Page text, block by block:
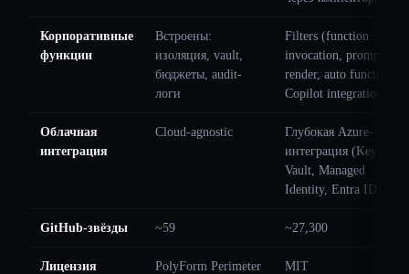
Корпоративные
функции
Встроены:
изоляция, vault,
бюджеты, audit-
логи
Filters (function
invocation, prompt
render, auto function),
Copilot integration
Облачная
интеграция
Cloud-agnostic
Глубокая Azure-
интеграция (Key
Vault, Managed
Identity, Entra ID)
GitHub-звёзды ~59 ~27,300
Лицензия
PolyForm Perimeter
MIT